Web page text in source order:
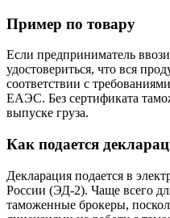
Пример по товару
Если предприниматель
удостовериться, что вся
соответствии с
ЕАЭС. Без сертификата
выпуске груза.
Как подается
Декларация подается в
России (ЭД-2). Чаще всего
таможенные брокеры,